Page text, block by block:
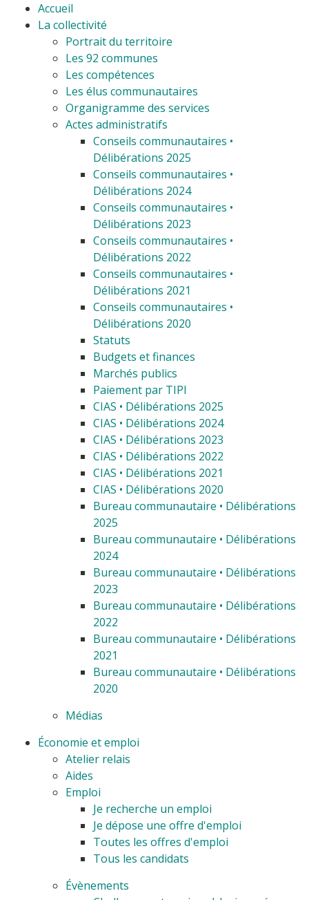
Accueil
La collectivité
Portrait du territoire
Les 92 communes
Les compétences
Les élus communautaires
Organigramme des services
Actes administratifs
Conseils communautaires •
Délibérations 2025
Conseils communautaires •
Délibérations 2024
Conseils communautaires •
Délibérations 2023
Conseils communautaires •
Délibérations 2022
Conseils communautaires •
Délibérations 2021
Conseils communautaires •
Délibérations 2020
Statuts
Budgets et finances
Marchés publics
Paiement par TIPI
CIAS • Délibérations 2025
CIAS • Délibérations 2024
CIAS • Délibérations 2023
CIAS • Délibérations 2022
CIAS • Délibérations 2021
CIAS • Délibérations 2020
Bureau communautaire • Délibérations
2025
Bureau communautaire • Délibérations
2024
Bureau communautaire • Délibérations
2023
Bureau communautaire • Délibérations
2022
Bureau communautaire • Délibérations
2021
Bureau communautaire • Délibérations
2020
Médias
Économie et emploi
Atelier relais
Aides
Emploi
Je recherche un emploi
Je dépose une offre d'emploi
Toutes les offres d'emploi
Tous les candidats
Évènements